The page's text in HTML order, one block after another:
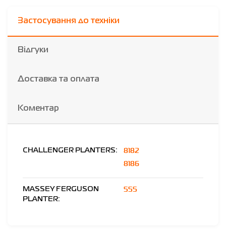
Застосування до техніки
Відгуки
Доставка та оплата
Коментар
CHALLENGER PLANTERS:
8182
8186
MASSEY FERGUSON
PLANTER:
555